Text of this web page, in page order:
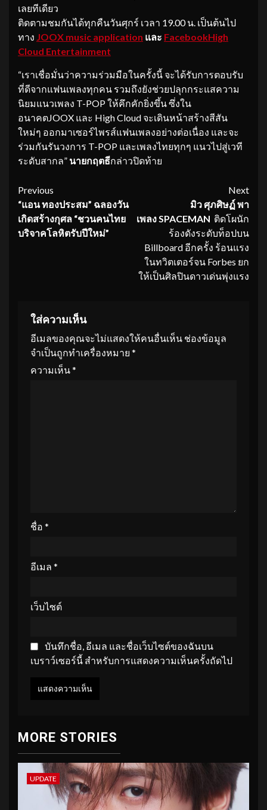
เลยทีเดียว
ติดตามชมกันได้ทุกคืนวันศุกร์ เวลา 19.00 น. เป็นต้นไป
ทาง JOOX music application และ FacebookHigh
Cloud Entertainment
“เราเชื่อมั่นว่าความร่วมมือในครั้งนี้ จะได้รับการตอบรับ
ที่ดีจากแฟนเพลงทุกคน รวมถึงยังช่วยปลุกกระแสความ
นิยมแนวเพลง T-POP ให้คึกคักยิ่งขึ้น ซึ่งใน
อนาคตJOOX และ High Cloud จะเดินหน้าสร้างสีสัน
ใหม่ๆ ออกมาเซอร์ไพรส์แฟนเพลงอย่างต่อเนื่อง และจะ
ร่วมกันรันวงการ T-POP และเพลงไทยทุกๆ แนวไปสู่เวที
ระดับสากล” นายกฤตธีกล่าวปิดท้าย
Continue
Reading
Previous
“แอน ทองประสม” ฉลองวัน
เกิดสร้างกุศล “ชวนคนไทย
บริจาคโลหิตรับปีใหม่”
Next
มิว ศุภศิษฏ์พา
เพลง SPACEMAN ติดโผนัก
ร้องดังระดับท็อปบน
Billboard อีกครั้ง ร้อนแรง
ในทวิตเตอร์จน Forbes ยก
ให้เป็นศิลปินดาวเด่นพุ่งแรง
ใส่ความเห็น
อีเมลของคุณจะไม่แสดงให้คนอื่นเห็น ช่องข้อมูล
จำเป็นถูกทำเครื่องหมาย *
ความเห็น*
ชื่อ *
อีเมล *
เว็บไซต์
บันทึกชื่อ, อีเมล และชื่อเว็บไซต์ของฉันบน
เบราว์เซอร์นี้ สำหรับการแสดงความเห็นครั้งถัดไป
MORE STORIES
UPDATE